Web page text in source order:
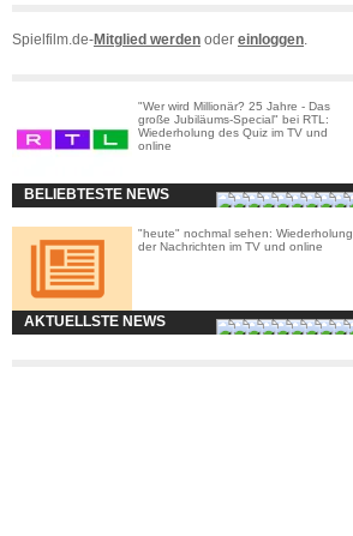
Spielfilm.de-Mitglied werden oder einloggen
"Wer wird Millionär? 25 Jahre - Das
große Jubiläums-Special" bei RTL:
Wiederholung des Quiz im TV und
online
BELIEBTESTE NEWS
"heute" nochmal sehen: Wiederholung
der Nachrichten im TV und online
AKTUELLSTE NEWS